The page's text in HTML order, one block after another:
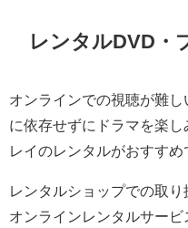
レンタルDVD・
オンラインでの視聴が難
に依存せずにドラマを楽
レイのレンタルがおすすめ
レンタルショップでの取り
オンラインレンタルサービ